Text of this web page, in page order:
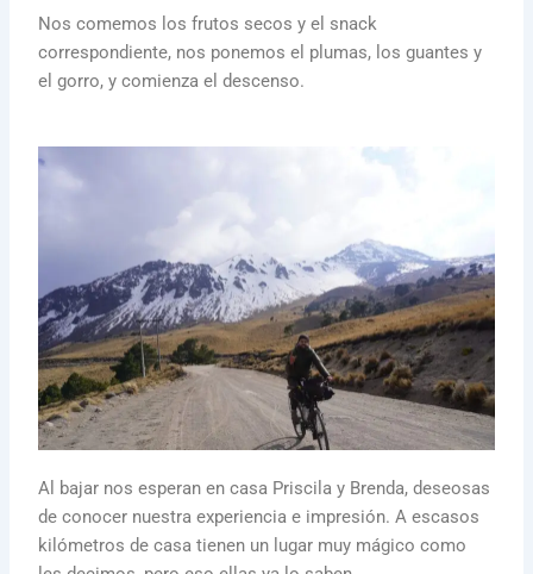
Nos comemos los frutos secos y el snack
correspondiente, nos ponemos el plumas, los guantes y
el gorro, y comienza el descenso.
Al bajar nos esperan en casa Priscila y Brenda, deseosas
de conocer nuestra experiencia e impresión. A escasos
kilómetros de casa tienen un lugar muy mágico como